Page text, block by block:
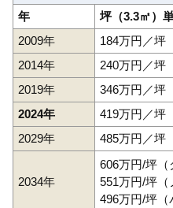
年
坪（3.3㎡）
2009年
184万円／坪
2014年
240万円／坪
2019年
346万円／坪
2024年
419万円／坪
2029年
485万円／坪
2034年
606万円/坪（
551万円/坪（
496万円/坪（